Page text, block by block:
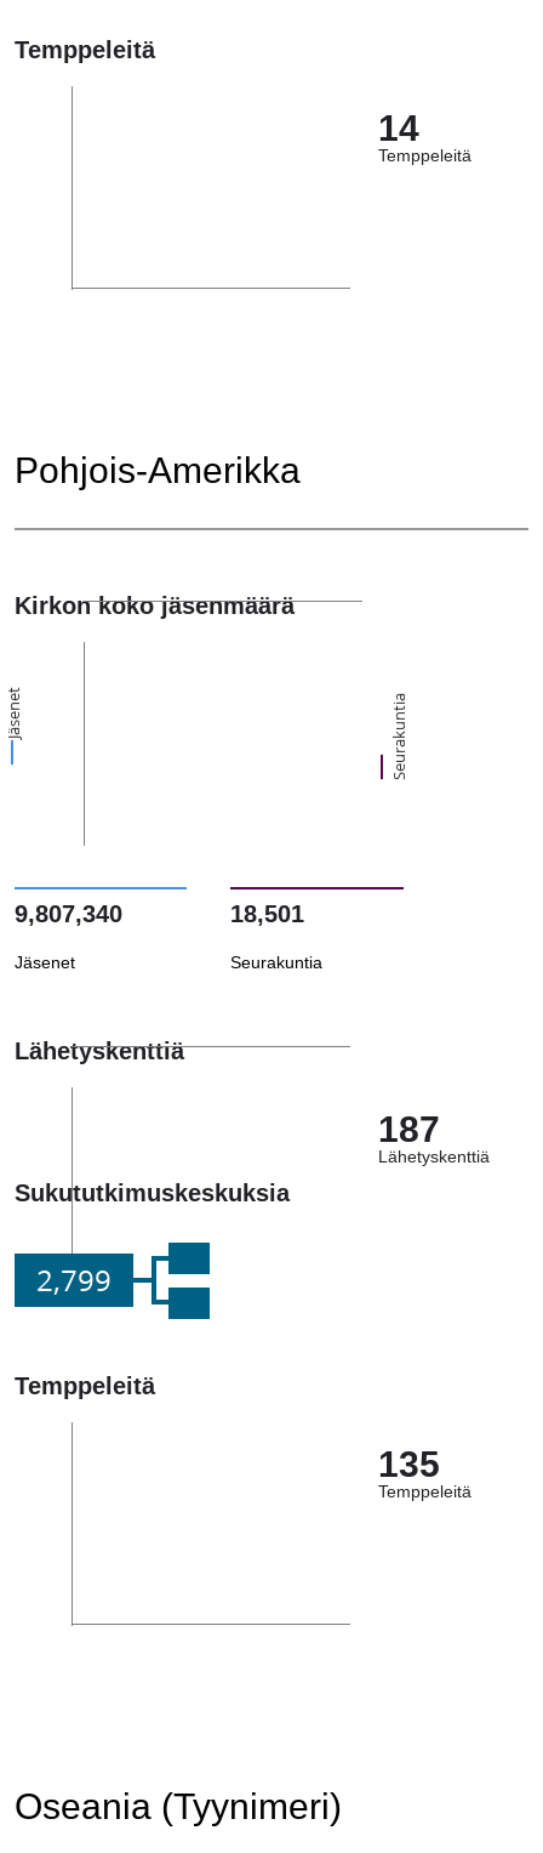
Temppeleitä
14
Temppeleitä
Pohjois-Amerikka
Kirkon koko jäsenmäärä
Jäsenet Seurakuntia
9,807,340
Jäsenet
18,501
Seurakuntia
Lähetyskenttiä
187
Lähetyskenttiä
Sukututkimuskeskuksia
2,799
Temppeleitä
135
Temppeleitä
Oseania (Tyynimeri)